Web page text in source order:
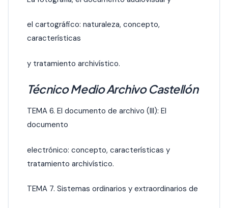
el cartográfico: naturaleza, concepto,
características
y tratamiento archivístico.
Técnico Medio Archivo Castellón
TEMA 6. El documento de archivo (III): El
documento
electrónico: concepto, características y
tratamiento archivístico.
TEMA 7. Sistemas ordinarios y extraordinarios de